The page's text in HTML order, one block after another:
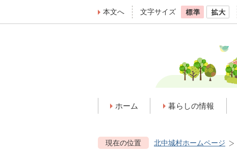
本文へ 文字サイズ
ホーム 暮らしの情報
現在の位置 北中城村ホームページ